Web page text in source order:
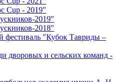
Cup - 2019"
2019"
2018"
фестиваль "Кубок Тавриды –
дворовых и сельских команд -